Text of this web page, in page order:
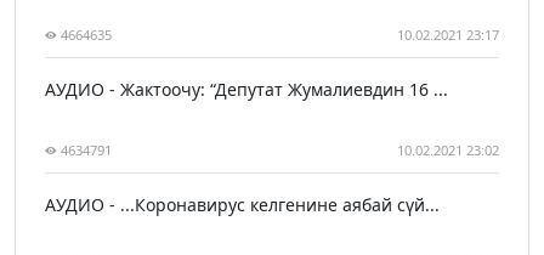
4664635 10.02.2021 23:17
АУДИО - Жактоочу: “Депутат Жумалиевдин 16 ...
4634791 10.02.2021 23:02
АУДИО - ...Коронавирус келгенине аябай сүй...